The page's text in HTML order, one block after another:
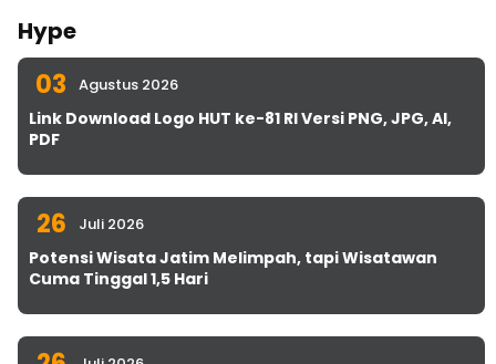
Hype
03 Agustus 2026
Link Download Logo HUT ke-81 RI Versi PNG, JPG, AI,
PDF
26 Juli 2026
Potensi Wisata Jatim Melimpah, tapi Wisatawan
Cuma Tinggal 1,5 Hari